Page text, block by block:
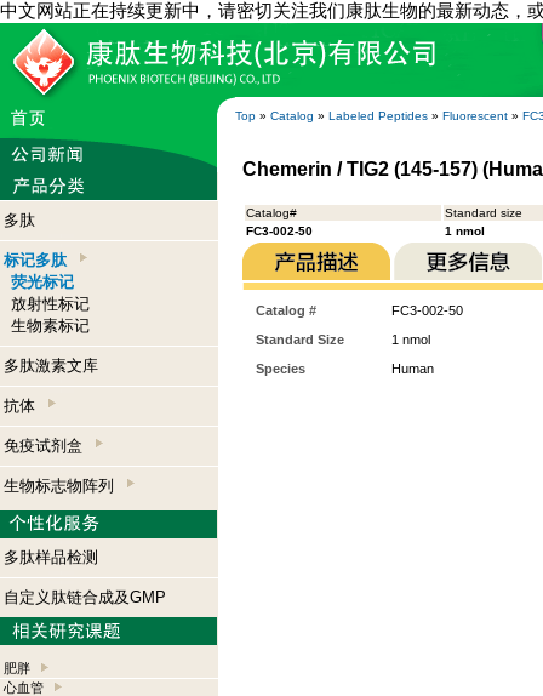
中文网站正在持续更新中，请密切关注我们康肽生物的最新动态，
Top » Catalog » Labeled Peptides » Fluorescent »
多肽
标记多肽
荧光标记
放射性标记
生物素标记
多肽激素文库
抗体
免疫试剂盒
生物标志物阵列
多肽样品检测
自定义肽链合成及GMP
肥胖
心血管
Chemerin / TIG2 (145-157)
Catalog#
Standard size
FC3-002-50
1 nmol
Catalog #
FC3-002-50
Standard Size
1 nmol
Species
Human